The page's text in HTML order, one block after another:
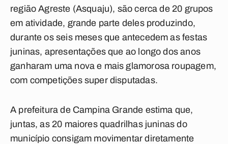
região Agreste (Asquaju), são cerca de 20 grupos
em atividade, grande parte deles produzindo,
durante os seis meses que antecedem as festas
juninas, apresentações que ao longo dos anos
ganharam uma nova e mais glamorosa roupagem,
com competições super disputadas.
A prefeitura de Campina Grande estima que,
juntas, as 20 maiores quadrilhas juninas do
município consigam movimentar diretamente